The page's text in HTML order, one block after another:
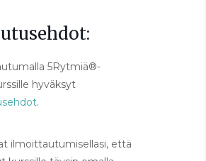
5Rytmiä®-
hyväksyt
.
ilmoittautumisellasi, että